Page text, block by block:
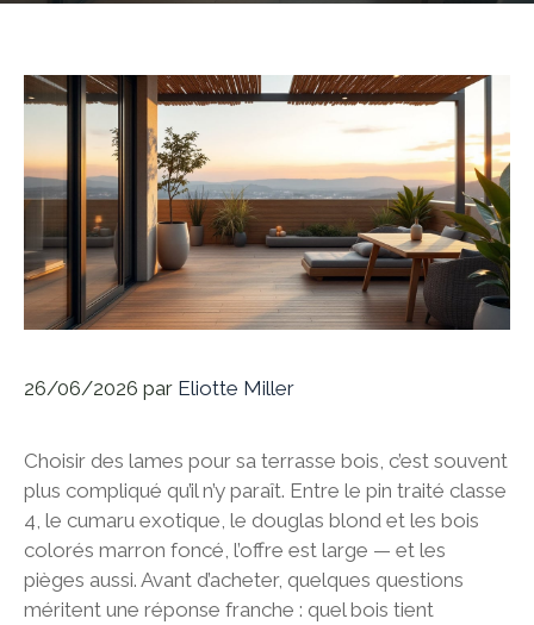
26/06/2026 par Eliotte Miller
Choisir des lames pour sa terrasse bois, c’est souvent
plus compliqué qu’il n’y paraît. Entre le pin traité classe
4, le cumaru exotique, le douglas blond et les bois
colorés marron foncé, l’offre est large — et les
pièges aussi. Avant d’acheter, quelques questions
méritent une réponse franche : quel bois tient